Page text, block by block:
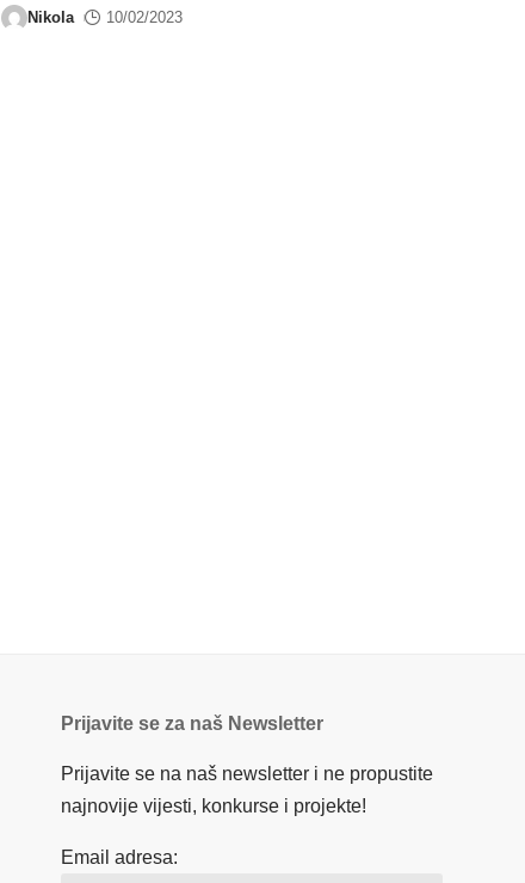
Nikola 10/02/2023
Prijavite se za naš Newsletter
Prijavite se na naš newsletter i ne propustite
najnovije vijesti, konkurse i projekte!
Email adresa: